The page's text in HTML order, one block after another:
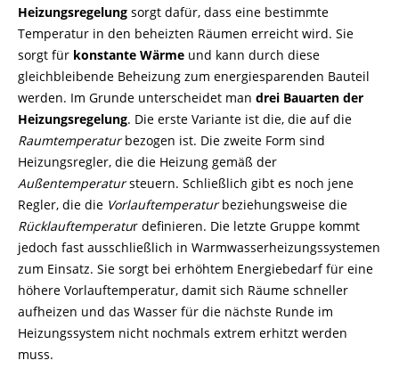
Heizungsregelung sorgt dafür, dass eine bestimmte
Temperatur in den beheizten Räumen erreicht wird. Sie
sorgt für konstante Wärme und kann durch diese
gleichbleibende Beheizung zum energiesparenden Bauteil
werden. Im Grunde unterscheidet man drei Bauarten der
Heizungsregelung. Die erste Variante ist die, die auf die
Raumtemperaturbezogen ist. Die zweite Form sind
Heizungsregler, die die Heizung gemäß der
Außentemperatursteuern. Schließlich gibt es noch jene
Regler, die die Vorlauftemperaturbeziehungsweise die
Rücklauftemperatur definieren. Die letzte Gruppe kommt
jedoch fast ausschließlich in Warmwasserheizungssystemen
zum Einsatz. Sie sorgt bei erhöhtem Energiebedarf für eine
höhere Vorlauftemperatur, damit sich Räume schneller
aufheizen und das Wasser für die nächste Runde im
Heizungssystem nicht nochmals extrem erhitzt werden
muss.